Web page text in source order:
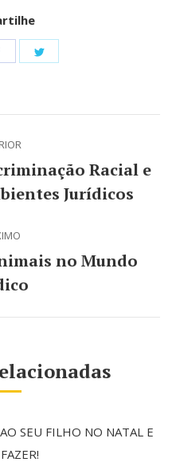
Share
Racial e
Jurídicos
no Mundo
SEU FILHO NO NATAL E